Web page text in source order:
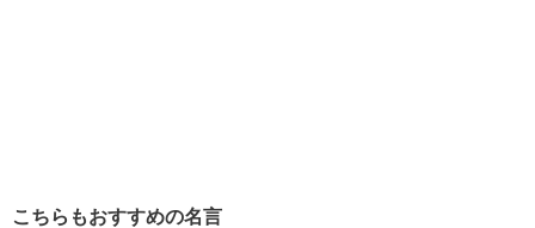
こちらもおすすめの名言